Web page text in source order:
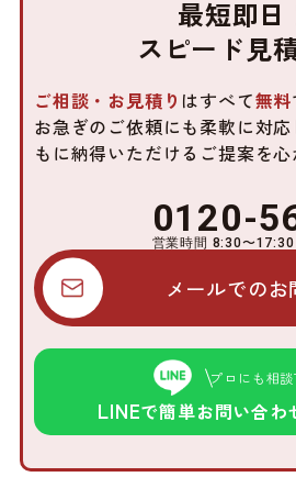
最短即日
スピード見
ご相談・お見積り はすべて無料
お急ぎのご依頼にも柔軟に対
もに納得いただけるご提案を心
0120-
営業時間 8:30〜
メールでの
プロにも相
LINEで簡単お問い合わ